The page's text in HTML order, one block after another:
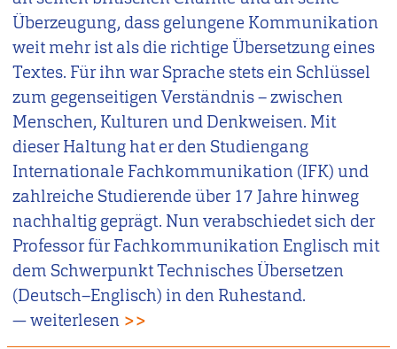
Überzeugung, dass gelungene Kommunikation
weit mehr ist als die richtige Übersetzung eines
Textes. Für ihn war Sprache stets ein Schlüssel
zum gegenseitigen Verständnis – zwischen
Menschen, Kulturen und Denkweisen. Mit
dieser Haltung hat er den Studiengang
Internationale Fachkommunikation (IFK) und
zahlreiche Studierende über 17 Jahre hinweg
nachhaltig geprägt. Nun verabschiedet sich der
Professor für Fachkommunikation Englisch mit
dem Schwerpunkt Technisches Übersetzen
(Deutsch–Englisch) in den Ruhestand.
— weiterlesen >>